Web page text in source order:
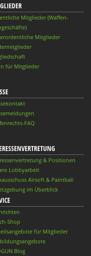
Mitglieder (Waffen-
Mitglieder
für Mitglieder
FAQ
& Positionen
Lobbyarbeit
Airsoft & Paintball
im Überblick
Shop
für Mitglieder
Blog